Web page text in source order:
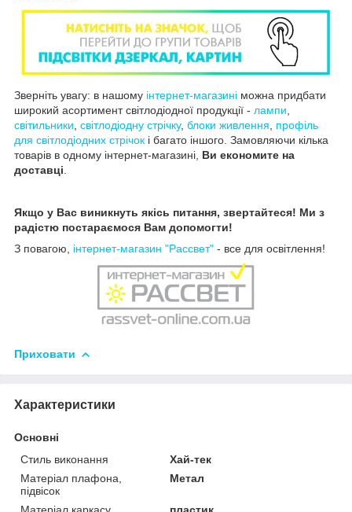
Зверніть увагу: в нашому інтернет-магазині можна придбати
широкий асортимент світлодіодної продукції - лампи,
світильники, світлодіодну стрічку, блоки живлення, профіль
для світлодіодних стрічок і багато іншого. Замовляючи кілька
товарів в одному інтернет-магазині, Ви економите на
доставці.
Якщо у Вас виникнуть якісь питання, звертайтеся! Ми з
радістю постараємося Вам допомогти!
З повагою, інтернет-магазин "Рассвет" - все для освітлення!
Приховати
Характеристики
Основні
Стиль виконання
Хай-тек
Матеріал плафона,
підвісок
Метал